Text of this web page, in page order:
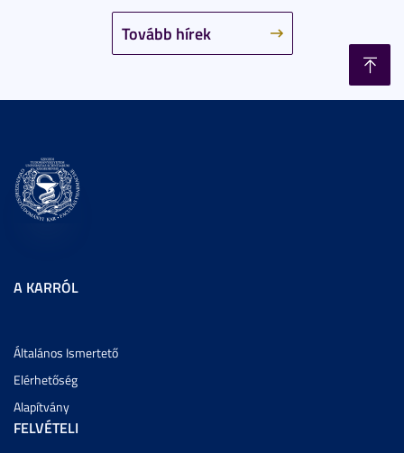
Tovább hírek
A KARRÓL
Általános Ismertető
Elérhetőség
Alapítvány
FELVÉTELI